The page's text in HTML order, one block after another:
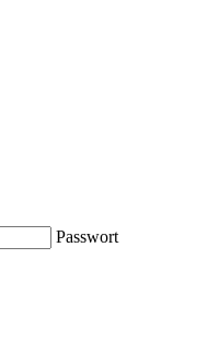
Passwort